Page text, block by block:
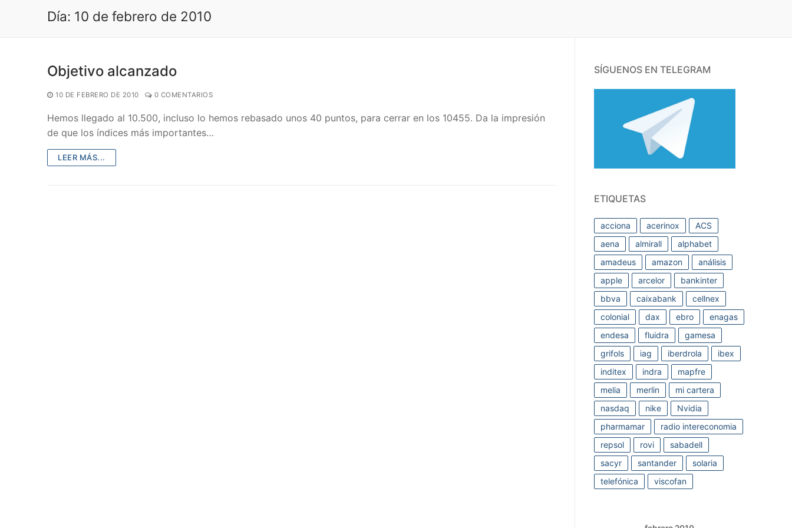
Día: 10 de febrero de 2010
Objetivo alcanzado
10 DE FEBRERO DE 2010 0 COMENTARIOS
Hemos llegado al 10.500, incluso lo hemos rebasado unos 40 puntos, para cerrar en los 10455. Da la impresión
de que los índices más importantes…
LEER MÁS...
SÍGUENOS EN TELEGRAM
ETIQUETAS
acciona acerinox
ACS
aena
almirall
alphabet
amadeus
amazon
análisis
apple
arcelor
bankinter
bbva
caixabank
cellnex
colonial
dax ebro
enagas
endesa
fluidra
gamesa
grifols
iag iberdrola
ibex
inditex
indra
mapfre
melia
merlin
mi cartera
nasdaq
nike
Nvidia
pharmamar
radio intereconomia
repsol
rovi
sabadell
sacyr
santander
solaria
telefónica
viscofan